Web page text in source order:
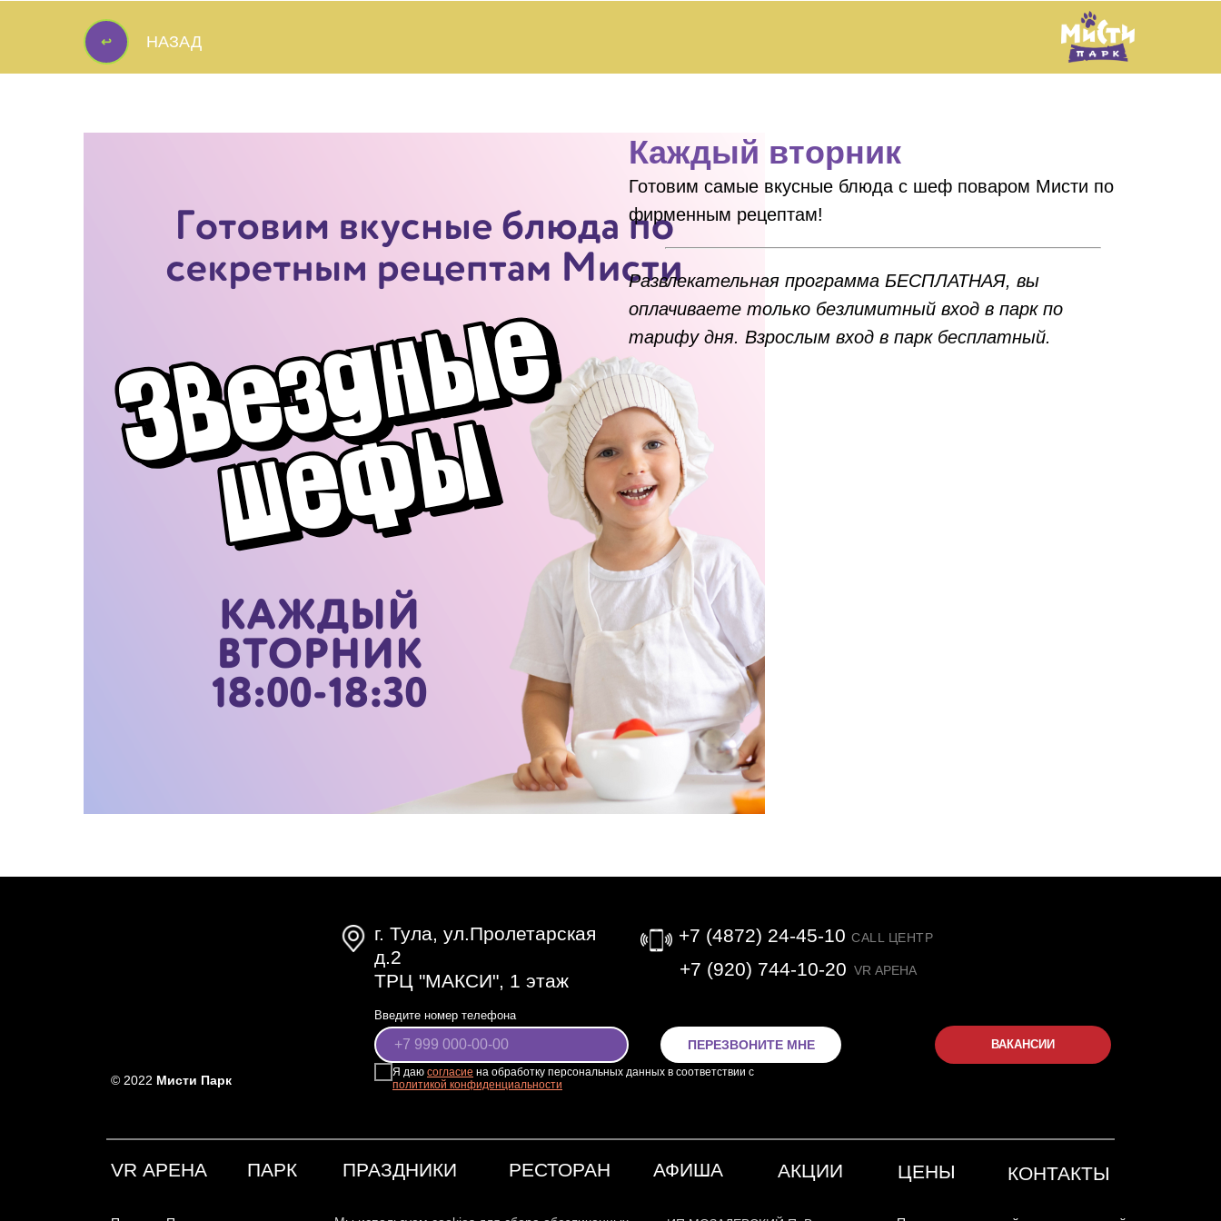
↩ НАЗАД
↩
Каждый вторник
Готовим самые вкусные блюда с шеф поваром Мисти по
фирменным рецептам!
Развлекательная программа БЕСПЛАТНАЯ, вы
оплачиваете только безлимитный вход в парк по
тарифу дня. Взрослым вход в парк бесплатный.
г. Тула, ул.Пролетарская
д.2
ТРЦ "МАКСИ", 1 этаж
Введите номер телефона
Я даю согласие на обработку персональных данных в соответствии с
политикой конфиденциальности
ПЕРЕЗВОНИТЕ МНЕ
+7 (4872) 24-45-10
‎+7 (920) 744-10-20 VR АРЕНА
CALL ЦЕНТР
© 2022 Мисти Парк
ПАРК ПРАЗДНИКИ РЕСТОРАН ЦЕНЫ КОНТАКТЫ
АФИША АКЦИИ
VR АРЕНА
ВАКАНСИИ